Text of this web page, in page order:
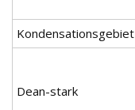
Kondensationsgebiet
Dean-stark